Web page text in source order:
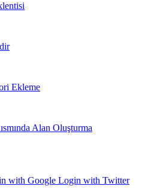
Ekleme
Alan Oluşturma
with Google Login with Twitter